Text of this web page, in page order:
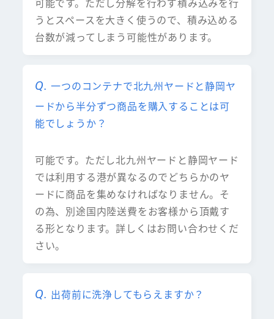
うとスペースを大きく使うので、積み込める
台数が減ってしまう可能性があります。
一つのコンテナで北九州ヤードと静岡ヤ
ードから半分ずつ商品を購入することは可
能でしょうか？
可能です。ただし北九州ヤードと静岡ヤード
では利用する港が異なるのでどちらかのヤ
ードに商品を集めなければなりません。そ
の為、別途国内陸送費をお客様から頂戴す
る形となります。詳しくはお問い合わせくだ
さい。
出荷前に洗浄してもらえますか？